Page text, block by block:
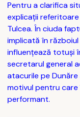
Pentru a clarifica
explicații
Tulcea. În ciuda
implicată în
influențează totuși
secretarul general
atacurile pe
motivul pentru
performant.